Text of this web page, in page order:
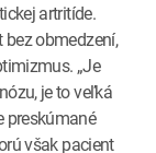
artritíde.
obmedzení,
„Je
je to veľká
preskúmané
však pacient